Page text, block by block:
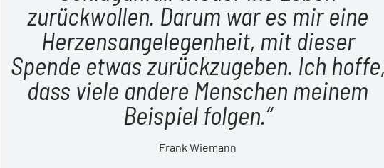
zurückwollen. Darum war es mir eine
Herzensangelegenheit, mit dieser
Spende etwas zurückzugeben. Ich
dass viele andere Menschen meinem
Beispiel folgen.
Frank Wiemann